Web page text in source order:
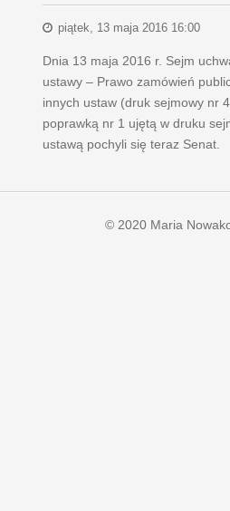
piątek, 13 maja 2016 16:00
Dnia 13 maja 2016 r. Sejm
ustawy – Prawo zamówień
innych ustaw (druk sejmowy nr
poprawką nr 1 ujętą w druku
ustawą pochyli się teraz Senat.
© 2020 Maria